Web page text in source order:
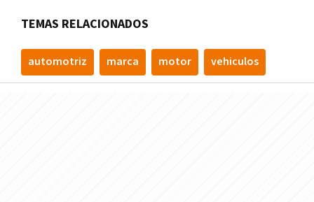
TEMAS RELACIONADOS
automotriz marca motor vehiculos